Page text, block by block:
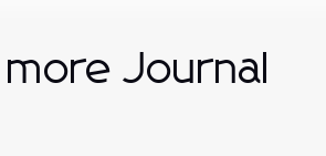
more Journal